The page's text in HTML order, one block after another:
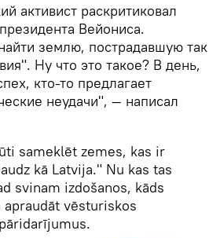
активист раскритиковал
Вейониса.
землю, пострадавшую так
Ну что это такое? В день,
кто-то предлагает
неудачи", — написал
sameklēt zemes, kas ir
kā Latvija." Nu kas tas
svinam izdošanos, kāds
apraudāt vēsturiskos
pāridarījumus.